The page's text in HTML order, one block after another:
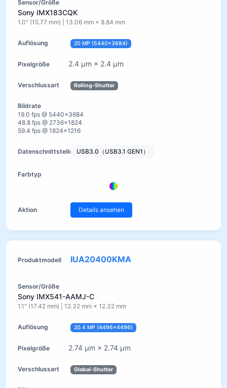
Sony IMX183CQK
1.0" (15.77 mm) | 13.06 mm × 8.84 mm
20 MP (5440×3684)
2.4 µm × 2.4 µm
Rolling-Shutter
19.0 fps @ 5440×3684
48.8 fps @ 2736×1824
59.4 fps @ 1824×1216
USB3.0（USB3.1 GEN1）
Details ansehen
IUA20400KMA
Sony IMX541-AAMJ-C
1.1" (17.42 mm) | 12.32 mm × 12.32 mm
20.4 MP (4496×4496)
2.74 µm × 2.74 µm
Global-Shutter